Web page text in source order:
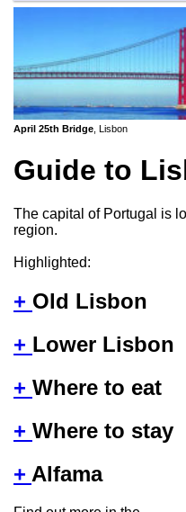
April 25th Bridge , Lisbon
Guide to
The capital of Portugal is
region.
Highlighted:
+ Old Lisbon
+ Lower Lisbon
+ Where to eat
+ Where to stay
+ Alfama